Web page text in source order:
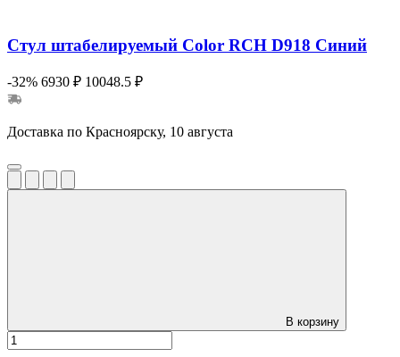
Стул штабелируемый Color RCH D918 Синий
-32% 6930 ₽ 10048.5 ₽
Доставка по Красноярску, 10 августа
В корзину